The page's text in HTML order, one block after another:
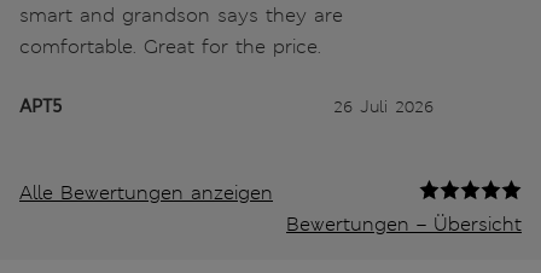
smart and grandson says they are
comfortable. Great for the price.
APT5 26 Juli 2026
Alle Bewertungen anzeigen
Bewertungen – Übersicht